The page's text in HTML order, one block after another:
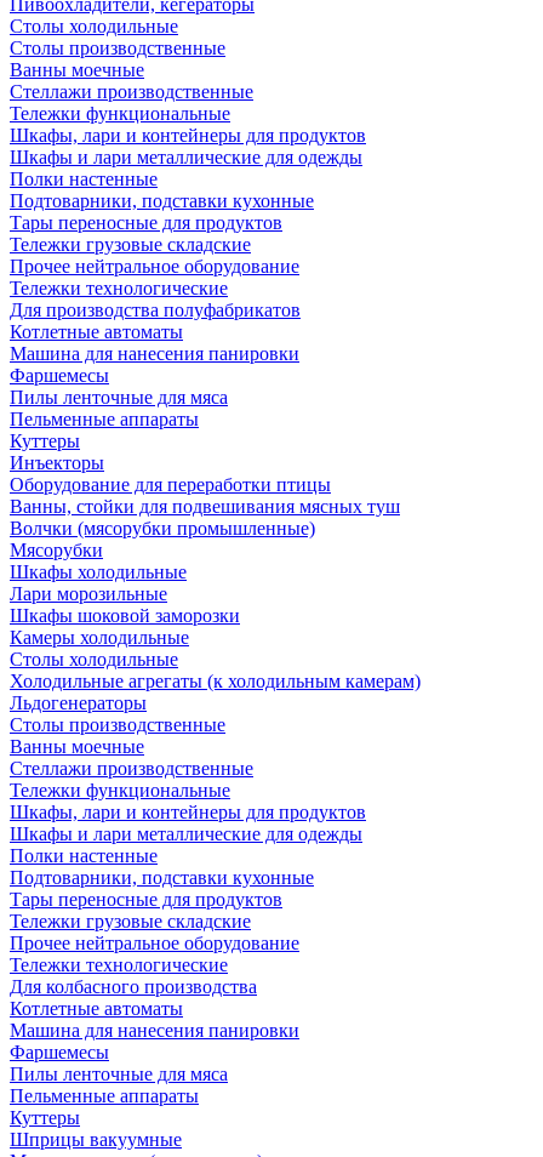
Пивоохладители, кегераторы
Столы холодильные
Столы производственные
Ванны моечные
Стеллажи производственные
Тележки функциональные
Шкафы, лари и контейнеры для продуктов
Шкафы и лари металлические для одежды
Полки настенные
Подтоварники, подставки кухонные
Тары переносные для продуктов
Тележки грузовые складские
Прочее нейтральное оборудование
Тележки технологические
Для производства полуфабрикатов
Котлетные автоматы
Машина для нанесения панировки
Фаршемесы
Пилы ленточные для мяса
Пельменные аппараты
Куттеры
Инъекторы
Оборудование для переработки птицы
Ванны, стойки для подвешивания мясных туш
Волчки (мясорубки промышленные)
Мясорубки
Шкафы холодильные
Лари морозильные
Шкафы шоковой заморозки
Камеры холодильные
Столы холодильные
Холодильные агрегаты (к холодильным камерам)
Льдогенераторы
Столы производственные
Ванны моечные
Стеллажи производственные
Тележки функциональные
Шкафы, лари и контейнеры для продуктов
Шкафы и лари металлические для одежды
Полки настенные
Подтоварники, подставки кухонные
Тары переносные для продуктов
Тележки грузовые складские
Прочее нейтральное оборудование
Тележки технологические
Для колбасного производства
Котлетные автоматы
Машина для нанесения панировки
Фаршемесы
Пилы ленточные для мяса
Пельменные аппараты
Куттеры
Шприцы вакуумные